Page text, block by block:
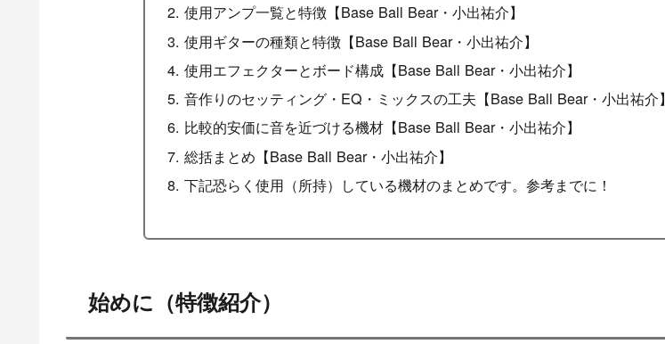
使用アンプ一覧と特徴【Base Ball Bear・小出祐介】
使用ギターの種類と特徴【Base Ball Bear・小出祐介】
使用エフェクターとボード構成【Base Ball Bear・小出祐介】
音作りのセッティング・EQ・ミックスの工夫【Base Ball Bear・小出祐介】
比較的安価に音を近づける機材【Base Ball Bear・小出祐介】
総括まとめ【Base Ball Bear・小出祐介】
下記恐らく使用（所持）している機材のまとめです。参考までに！
始めに（特徴紹介）